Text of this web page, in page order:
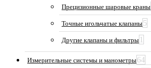
Прецизионные шаровые краны
Точные игольчатые клапаны5
Другие клапаны и фильтры 1
Измерительные системы и манометры64